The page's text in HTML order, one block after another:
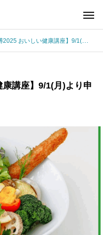
おいしい健康講座】9/1(月)より申込受付スタート！
康講座】9/1(月)より申